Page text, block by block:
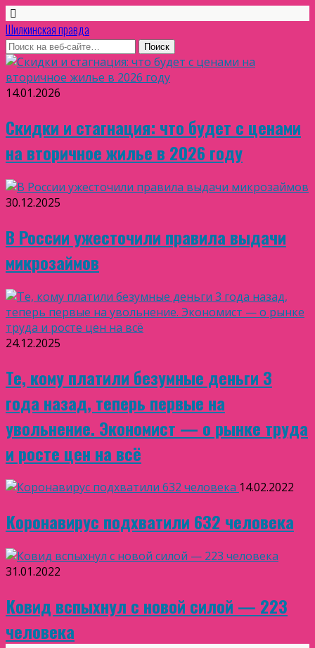
Шилкинская правда
14.01.2026
Скидки и стагнация: что будет с ценами
на вторичное жилье в 2026 году
30.12.2025
В России ужесточили правила выдачи
микрозаймов
24.12.2025
Те, кому платили безумные деньги 3
года назад, теперь первые на
увольнение. Экономист — о рынке труда
и росте цен на всё
14.02.2022
Коронавирус подхватили 632 человека
31.01.2022
Ковид вспыхнул с новой силой — 223
человека